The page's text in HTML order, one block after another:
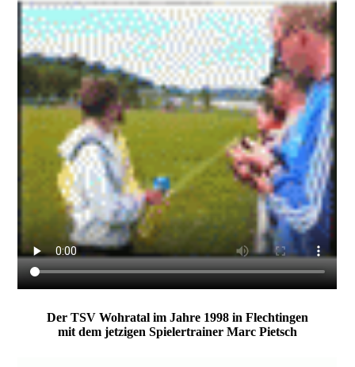
Der TSV Wohratal im Jahre 1998 in Flechtingen
mit dem jetzigen Spielertrainer Marc Pietsch